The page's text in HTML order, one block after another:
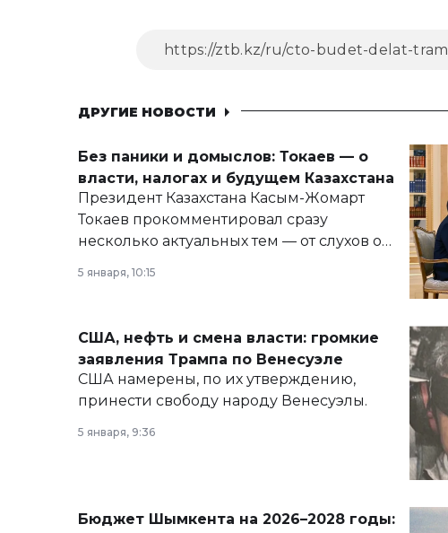
ДРУГИЕ НОВОСТИ
Без паники и домыслов: Токаев — о
власти, налогах и будущем Казахстана
Президент Казахстана Касым-Жомарт
Токаев прокомментировал сразу
несколько актуальных тем — от слухов о
армии, экономики и личного здоровья.
5 января, 10:15
США, нефть и смена власти: громкие
заявления Трампа по Венесуэле
США намерены, по их утверждению,
принести свободу народу Венесуэлы.
5 января, 9:36
Бюджет Шымкента на 2026–2028 годы: